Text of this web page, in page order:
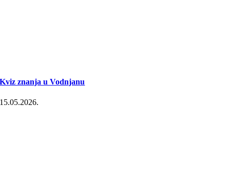
Kviz znanja u Vodnjanu
15.05.2026.